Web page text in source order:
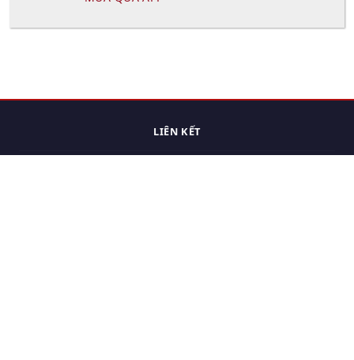
LIÊN KẾT